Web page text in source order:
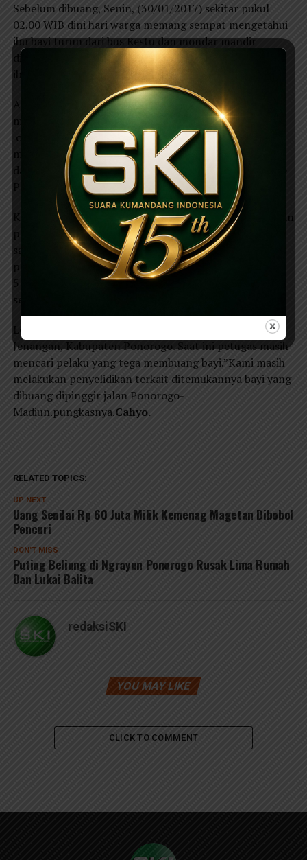
Sebelum dibuang, Senin, (30/01/2017) sekitar pukul
02.00 WIB dini hari warga memang sempat mengetahui
ibu bayi turun dari bus Restu dan mondar mandir
disekitar lokasi. Namun warga tidak menduga jika sang
ibu tega membuang bayinya.
AKP Suwito Kapolsek Jenangan Ponorogo
menjelaskan,sesusai keterangan dari sejumlah saksi,
orang tua bayi sempat datang ke tempat buah dan
mengganti pampes.”Sempat ditanya oleh penjual buah,
dari mana mau kemana. Jawabnya dari Surabaya mau ke
Ponorogo,”terangnya.
Karena kondisi bayi masih lemas. petugas puskesmas dan
polisi langsung membawa bayi tak berdosa ke rumah
sakit umum dr Harjono Ponorogo untuk mendapat
penanganan intensif.”Bayi seberat 3.8 Kg dan panjang
51 Cm saat ini dirawat di rumah Sakit dr Harjono
sebelumnya di rawat di pukesmas Babadan,”ucapnya.
Lokasi ditemukannya bayi di Desa Ngrupit, Kecamatan
Jenangan, Kabupaten Ponorogo. Saat ini petugas masih
mencari pelaku yang tega membuang bayi.”Kami masih
melakukan penyelidikan terkait ditemukannya bayi yang
dibuang dipinggir jalan Ponorogo-
Madiun.pungkasnya.Cahyo.
RELATED TOPICS:
UP NEXT
Uang Senilai Rp 60 Juta Milik Kemenag Magetan Dibobol
Pencuri
DON'T MISS
Puting Beliung di Ngrayun Ponorogo Rusak Lima Rumah
Dan Lukai Balita
redaksiSKI
YOU MAY LIKE
CLICK TO COMMENT